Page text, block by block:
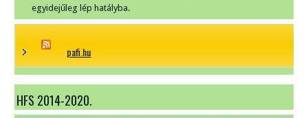
egyidejűleg lép hatályba.
pafi.hu
HFS 2014-2020.